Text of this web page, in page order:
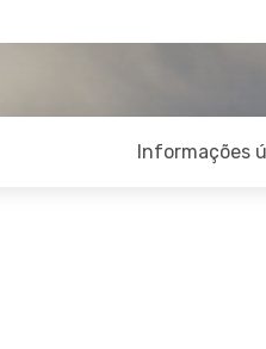
Informações